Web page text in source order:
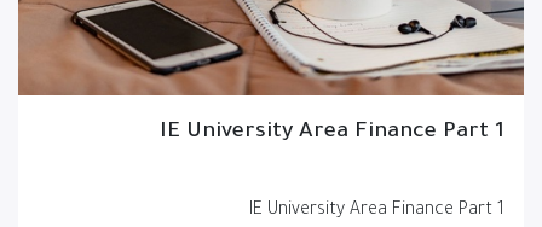
IE University Area Finance Part 1
IE University Area Finance Part 1